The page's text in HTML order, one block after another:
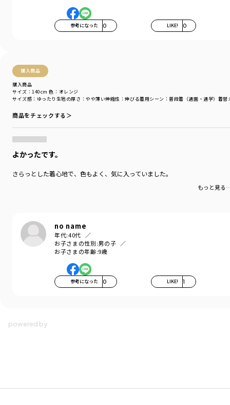
参考になった 0 LIKE! 0
購入商品
購入商品
サイズ感 ：ゆったり 生地の厚さ ：やや薄い伸縮性 ：伸びる着用シーン ：普段着（通園・通学） 着替
サイズ：140cm 色：オレンジ
商品をチェックする＞
よかったです。
さらっとした着心地で、色もよく、気に入っていました。
もっと見る
no name
年代:40代
お子さまの性別:男の子
お子さまの年齢:9歳
参考になった 0 LIKE! 1